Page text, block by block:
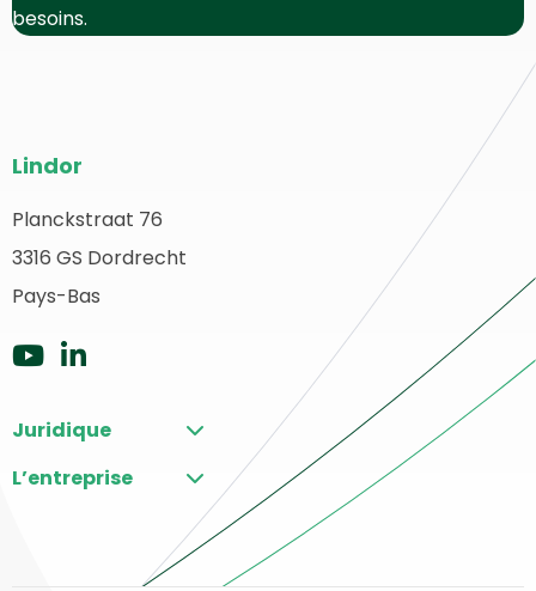
besoins.
de
page
du
site
Lindor
Planckstraat 76
3316 GS Dordrecht
Pays-Bas
Aller
YouTube
Aller
LinkedIn
Juridique
L’entreprise